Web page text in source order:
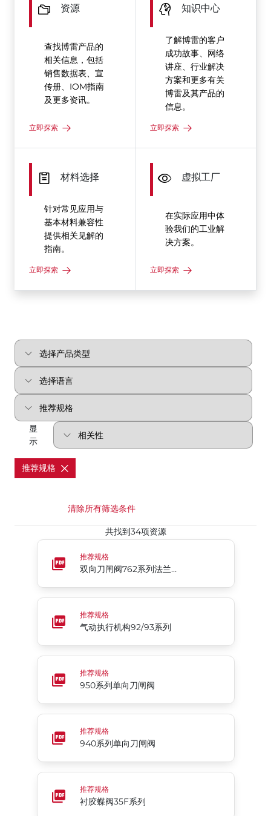
资源
查找博雷产品的
相关信息，包括
销售数据表、宣
传册、IOM指南
及更多资讯。
立即探索
知识中心
了解博雷的客户
成功故事、网络
讲座、行业解决
方案和更多有关
博雷及其产品的
信息。
立即探索
材料选择
针对常见应用与
基本材料兼容性
提供相关见解的
指南。
立即探索
虚拟工厂
在实际应用中体
验我们的工业解
决方案。
立即探索
显
示
推荐规格
清除所有筛选条件
共找到34项资源
双向刀闸阀762系列法兰式浆料阀
推荐规格
双向刀闸阀762系列法兰式浆料阀
气动执行机构92/93系列
推荐规格
气动执行机构92/93系列
950系列单向刀闸阀
推荐规格
950系列单向刀闸阀
940系列单向刀闸阀
推荐规格
940系列单向刀闸阀
衬胶蝶阀35F系列
推荐规格
衬胶蝶阀35F系列